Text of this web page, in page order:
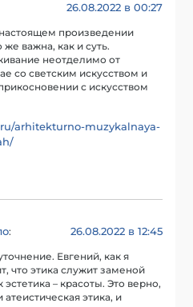
26.08.2022 в 00:27
произведении
же важна, как и суть.
неотделимо от
со светским искусством и
с искусством
arhitekturno-muzykalnaya-
: 26.08.2022 в 12:45
Евгений, как я
что этика служит заменой
– красоты. Это верно,
атеистическая этика, и